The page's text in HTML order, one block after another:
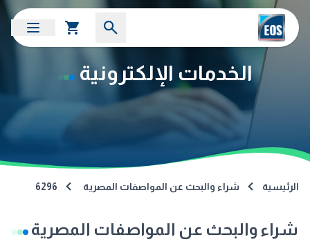
الخدمات الإلكترونية
الرئيسية شراء والبحث عن المواصفات المصرية 6296
شراء والبحث عن المواصفات المصرية